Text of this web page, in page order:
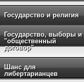
Государство и религия
Государство, выборы и
"общественный
договор"
Шанс для
либертарианцев